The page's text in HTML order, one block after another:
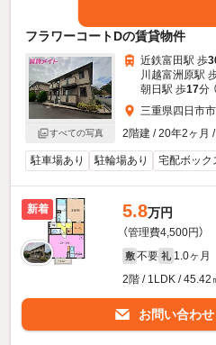
フラワーコートDの賃貸物件
すべての写真
近鉄富田駅 歩
川越富洲原駅
朝日駅 歩17分
三重県四日市
2階建 / 20年2ヶ月
駐車場あり 駐輪場あり 宅配ボック
新着 5.8万円
（管理費4,500円）
敷 不要 礼 1.0ヶ月
2階 / 1LDK / 45.42
お問い合わせ